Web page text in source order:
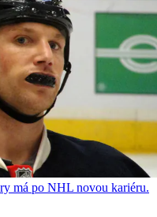
má po NHL novou kariéru.